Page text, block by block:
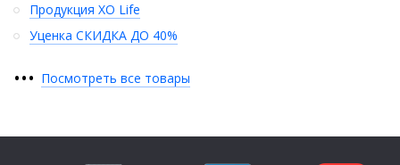
Продукция XO Life
Уценка СКИДКА ДО 40%
••• Посмотреть все товары